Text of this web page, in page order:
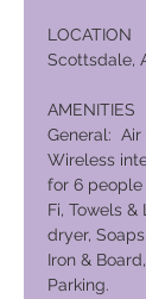
LOCATION
Scottsdale,
AMENITIES
General: Air
Wireless
for 6 people
Fi, Towels
dryer,
Iron &
Parking.